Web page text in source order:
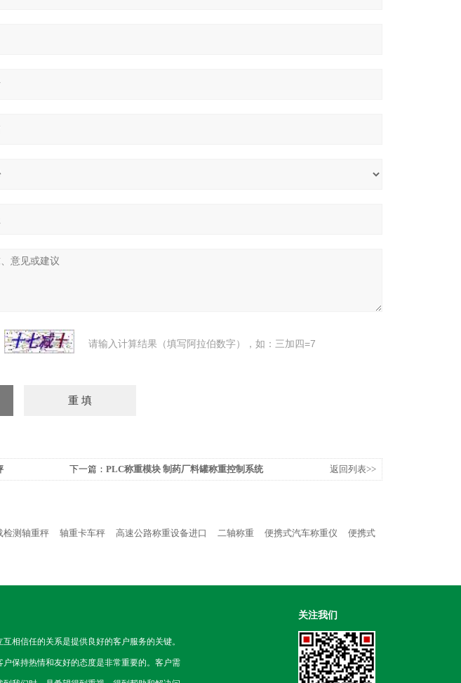
请输入计算结果（填写阿拉伯数字），如：三加四=7
下一篇： PLC称重模块 制药厂料罐称重控制系统 返回列表>>
检测轴重秤 轴重卡车秤 高速公路称重设备进口 二轴称重 便携式汽车称重仪
便携式
相信任的关系是提供良好的客户服务的关键。
保持热情和友好的态度是非常重要的。客户需
关注我们